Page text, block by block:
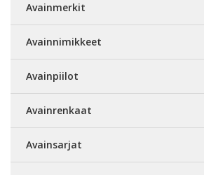
Avainmerkit
Avainnimikkeet
Avainpiilot
Avainrenkaat
Avainsarjat